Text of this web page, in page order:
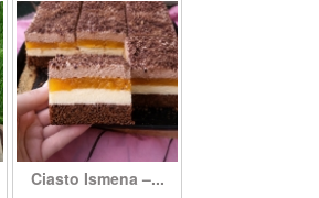
Ciasto Ismena –...